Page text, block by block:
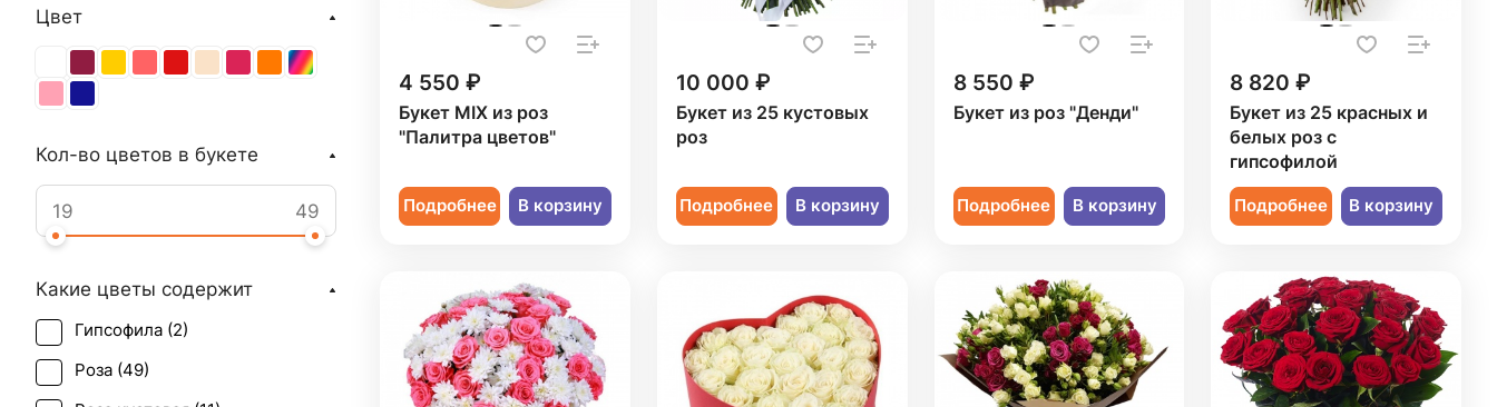
4 550 ₽
Букет MIX из роз
"Палитра цветов"
Подробнее В корзину
10 000 ₽
Букет из 25 кустовых
роз
Подробнее В корзину
8 550 ₽
Букет из роз "Денди"
Подробнее В корзину
8 820 ₽
Букет из 25 красных и
белых роз с
гипсофилой
Подробнее В корзину
Цвет
Кол-во цветов в букете
Какие цветы содержит
Гипсофила (2)
Роза (49)